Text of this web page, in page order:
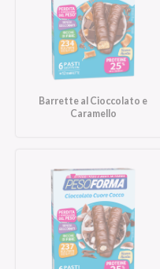
Barrette al Cioccolato e
Caramello